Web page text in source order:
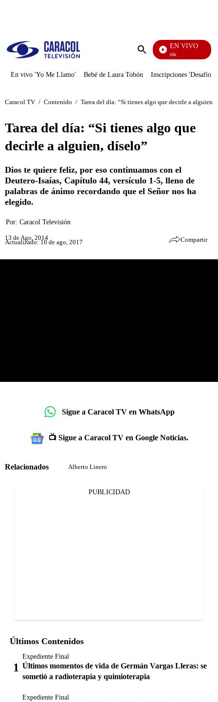
Enviar
EN VIVO
También Caerás
En vivo 'Yo Me Llamo' Bebé de Laura Tobón Inscripciones 'Desafío'
Caracol TV / Contenido / Tarea del día: “Si tienes algo que decirle a alguien,
Tarea del día: “Si tienes algo que
decirle a alguien, díselo”
Dios te quiere feliz, por eso continuamos con el
Deutero-Isaías, Capítulo 44, versículo 1-5, lleno de
palabras de ánimo recordando que el Señor nos ha
elegido.
Por: Caracol Televisión
13 de Ago, 2014
Actualizado: 10 de ago, 2017 Compartir
Sigue a Caracol TV en WhatsApp
📺 Sigue a Caracol TV en Google Noticias.
Relacionados Alberto Linero
PUBLICIDAD
Últimos Contenidos
Expediente Final
Últimos momentos de vida de Germán Vargas Lleras: se
sometió a radioterapia y quimioterapia
Expediente Final